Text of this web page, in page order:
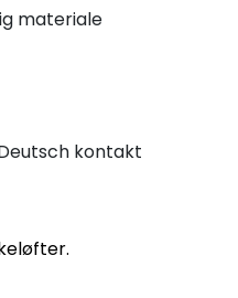
materiale
kontakt